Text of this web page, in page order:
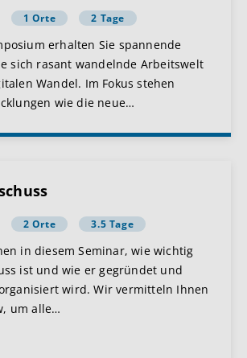
1 Orte 2 Tage
erhalten Sie spannende
sich rasant wandelnde Arbeitswelt
Wandel. Im Fokus stehen
wie die neue…
2 Orte 3.5 Tage
in diesem Seminar, wie wichtig
ist und wie er gegründet und
wird. Wir vermitteln Ihnen
um alle…